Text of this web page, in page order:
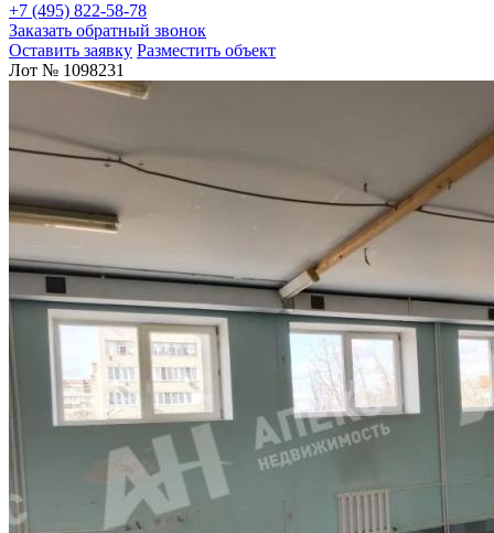
+7 (495) 822-58-78
Заказать обратный звонок
Оставить заявку Разместить объект
Лот № 1098231